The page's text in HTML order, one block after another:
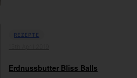
REZEPTE
Erdnussbutter Bliss Balls